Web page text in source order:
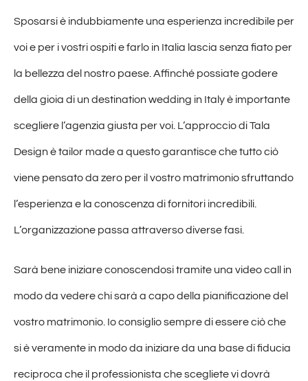
Sposarsi è indubbiamente una esperienza incredibile per
voi e per i vostri ospiti e farlo in Italia lascia senza fiato per
la bellezza del nostro paese. Affinché possiate godere
della gioia di un destination wedding in Italy è importante
scegliere l’agenzia giusta per voi. L’approccio di Tala
Design è tailor made a questo garantisce che tutto ciò
viene pensato da zero per il vostro matrimonio sfruttando
l’esperienza e la conoscenza di fornitori incredibili.
L’organizzazione passa attraverso diverse fasi.
Sarà bene iniziare conoscendosi tramite una video call in
modo da vedere chi sarà a capo della pianificazione del
vostro matrimonio. Io consiglio sempre di essere ciò che
si è veramente in modo da iniziare da una base di fiducia
reciproca che il professionista che scegliete vi dovrà